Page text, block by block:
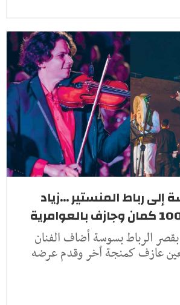
رباط المنستير ...زياد
الرباط بسوسة أضاف الفنان
عازف كمنجة ٱخر وقدم عرضه